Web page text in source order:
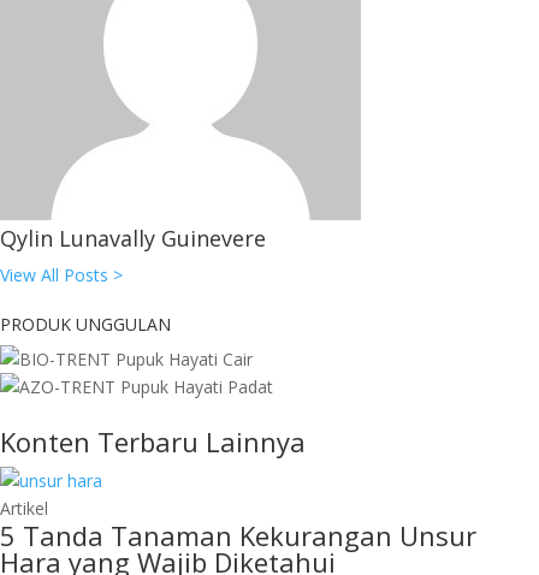
Qylin Lunavally Guinevere
View All Posts >
PRODUK UNGGULAN
Konten Terbaru Lainnya
Artikel
5 Tanda Tanaman Kekurangan Unsur
Hara yang Wajib Diketahui